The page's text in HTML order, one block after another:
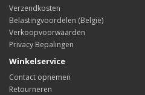
Verzendkosten
Belastingvoordelen (België)
Verkoopvoorwaarden
Privacy Bepalingen
Winkelservice
Contact opnemen
Retourneren